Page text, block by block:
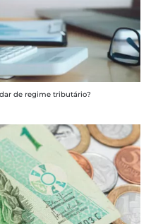
de regime tributário?